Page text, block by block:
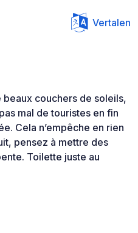
Vertalen
couchers de soleils,
mal de touristes en fin
Cela n’empêche en rien
pensez à mettre des
Toilette juste au